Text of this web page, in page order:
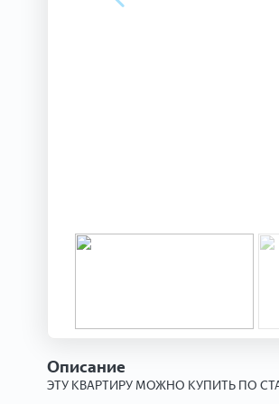
Описание
ЭТУ КВАРТИРУ МОЖНО КУПИТЬ ПО